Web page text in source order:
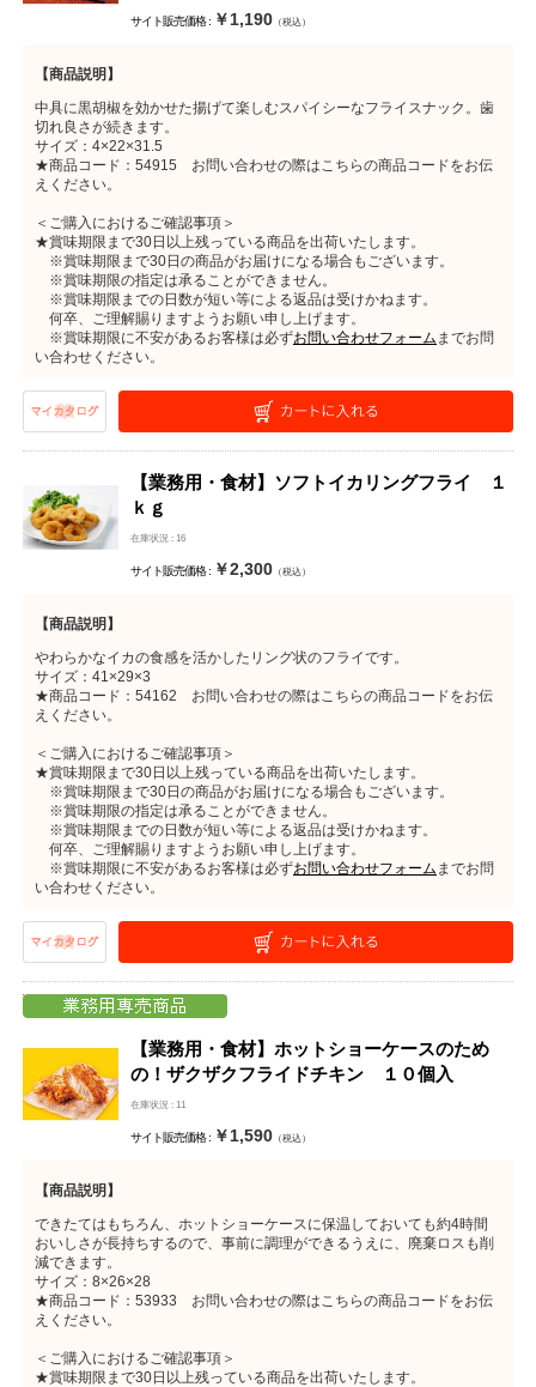
サイト販売価格 : ￥1,190（税込）
【商品説明】
中具に黒胡椒を効かせた揚げて楽しむスパイシーなフライスナック。歯
切れ良さが続きます。
サイズ：4×22×31.5
★商品コード：54915 お問い合わせの際はこちらの商品コードをお伝
えください。
＜ご購入におけるご確認事項＞
★賞味期限まで30日以上残っている商品を出荷いたします。
※賞味期限まで30日の商品がお届けになる場合もございます。
※賞味期限の指定は承ることができません。
※賞味期限までの日数が短い等による返品は受けかねます。
何卒、ご理解賜りますようお願い申し上げます。
※賞味期限に不安があるお客様は必ずお問い合わせフォーム までお問
い合わせください。
【業務用・食材】ソフトイカリングフライ １
ｋｇ
在庫状況 : 16
サイト販売価格 : ￥2,300（税込）
【商品説明】
やわらかなイカの食感を活かしたリング状のフライです。
サイズ：41×29×3
★商品コード：54162 お問い合わせの際はこちらの商品コードをお伝
えください。
＜ご購入におけるご確認事項＞
★賞味期限まで30日以上残っている商品を出荷いたします。
※賞味期限まで30日の商品がお届けになる場合もございます。
※賞味期限の指定は承ることができません。
※賞味期限までの日数が短い等による返品は受けかねます。
何卒、ご理解賜りますようお願い申し上げます。
※賞味期限に不安があるお客様は必ずお問い合わせフォーム までお問
い合わせください。
【業務用・食材】ホットショーケースのため
の！ザクザクフライドチキン １０個入
在庫状況 : 11
サイト販売価格 : ￥1,590（税込）
【商品説明】
できたてはもちろん、ホットショーケースに保温しておいても約4時間
おいしさが長持ちするので、事前に調理ができるうえに、廃棄ロスも削
減できます。
サイズ：8×26×28
★商品コード：53933 お問い合わせの際はこちらの商品コードをお伝
えください。
＜ご購入におけるご確認事項＞
★賞味期限まで30日以上残っている商品を出荷いたします。